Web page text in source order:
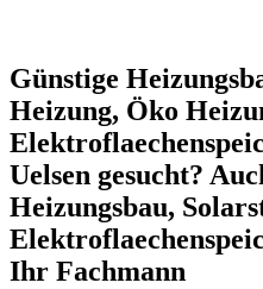
Günstige
Heizung, Öko
Uelsen gesucht?
Heizungsbau,
Ihr Fachmann